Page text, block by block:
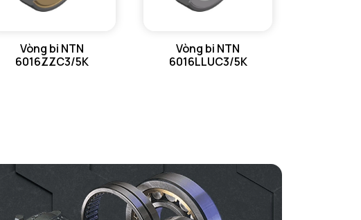
Vòng bi NTN
6016ZZC3/5K
Vòng bi NTN
6016LLUC3/5K